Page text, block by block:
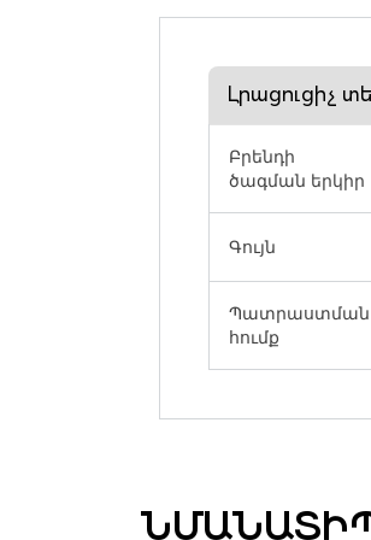
Լրացուցիչ
Բրենդի
ծագման երկիր
Գույն
Պատրաստման
հումք